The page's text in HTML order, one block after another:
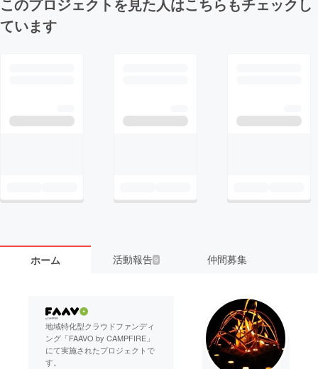
ています
ホーム 活動報告9 仲間募集
地域特化型クラウドファンディ
ング「FAAVO by CAMPFIRE」
にて実施されたプロジェクトで
す。